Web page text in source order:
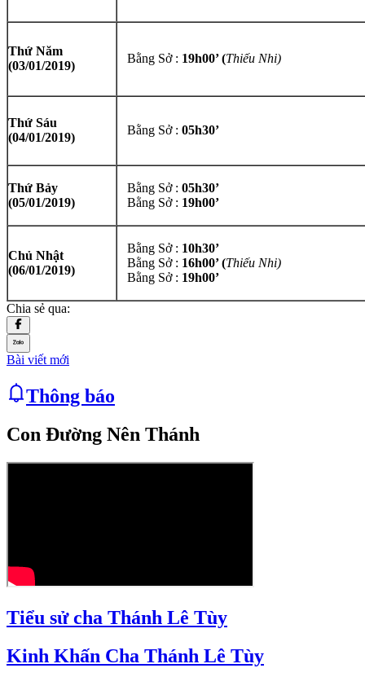
Thứ Năm
(03/01/2019)
Bằng Sở : 19h00’ (Thiếu Nhi)
Thứ Sáu
(04/01/2019)
Bằng Sở : 05h30’
Thứ Bảy
(05/01/2019)
Bằng Sở : 05h30’
Bằng Sở : 19h00’
Chủ Nhật
(06/01/2019)
Bằng Sở : 10h30’
Bằng Sở : 16h00’ (Thiếu Nhi)
Bằng Sở : 19h00’
Chia sẻ qua:
Bài viết mới
Thông báo
Con Đường Nên Thánh
Tiểu sử cha Thánh Lê Tùy
Kinh Khấn Cha Thánh Lê Tùy